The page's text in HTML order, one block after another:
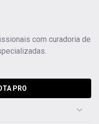
com curadoria de
PRO